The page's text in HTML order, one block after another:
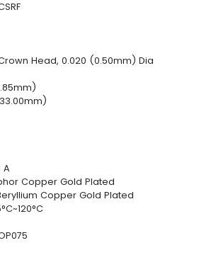
Head, 0.020 (0.50mm) Dia
A
Copper Gold Plated
Copper Gold Plated